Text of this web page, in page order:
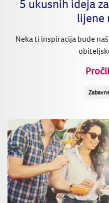
5 ukusnih ideja
lijene
Neka ti inspiracija bude